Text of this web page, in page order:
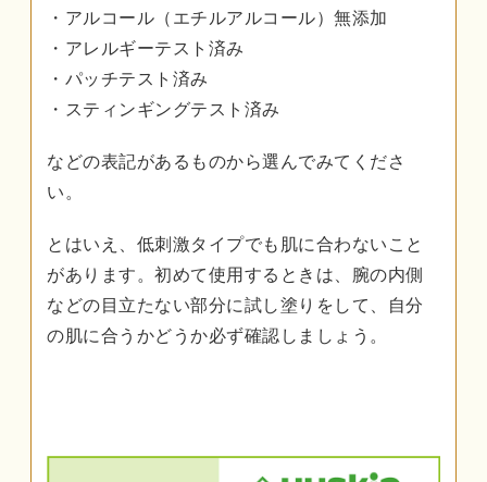
・アルコール（エチルアルコール）無添加
・アレルギーテスト済み
・パッチテスト済み
・スティンギングテスト済み
などの表記があるものから選んでみてくださ
い。
とはいえ、低刺激タイプでも肌に合わないこと
があります。初めて使用するときは、腕の内側
などの目立たない部分に試し塗りをして、自分
の肌に合うかどうか必ず確認しましょう。